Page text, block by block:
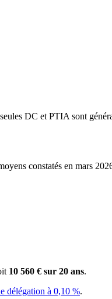
DC et PTIA sont
constatés en mars
10 560 € sur 20 ans.
délégation à 0,10 %.